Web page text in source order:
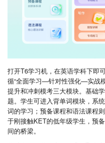
打开T6学习机，在英语学科下即
循“全面学习—针对性强化—实战
提升和冲刺模考三大模块。基础
题。学生可进入背单词模块，系
词的学习；预备课程和语法课程
于刚接触KET的低年级学生，预
间的桥梁。